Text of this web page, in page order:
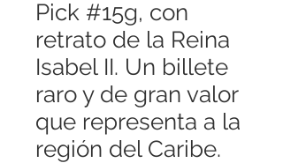
Pick #15g, con
retrato de la Reina
Isabel II. Un billete
raro y de gran valor
que representa a la
región del Caribe.